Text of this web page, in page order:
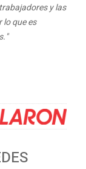
y las
que es